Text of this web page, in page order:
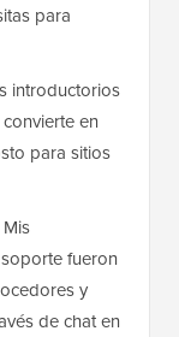
para
introductorios
en
para sitios
Mis
fueron
y
de chat en